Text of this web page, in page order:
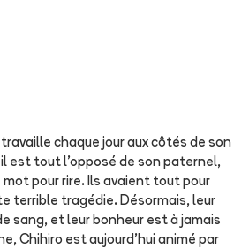
chaque jour aux côtés de son
est tout l'opposé de son paternel,
mot pour rire. Ils avaient tout pour
terrible tragédie. Désormais, leur
sang, et leur bonheur est à jamais
Chihiro est aujourd'hui animé par